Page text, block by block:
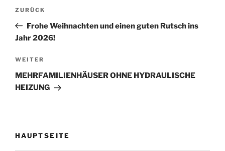
Beitragsnavigation
Vorheriger
Beitrag
ZURÜCK
Frohe Weihnachten und einen guten Rutsch ins
Jahr 2026!
Nächster
Beitrag
WEITER
MEHRFAMILIENHÄUSER OHNE HYDRAULISCHE
HEIZUNG
HAUPTSEITE